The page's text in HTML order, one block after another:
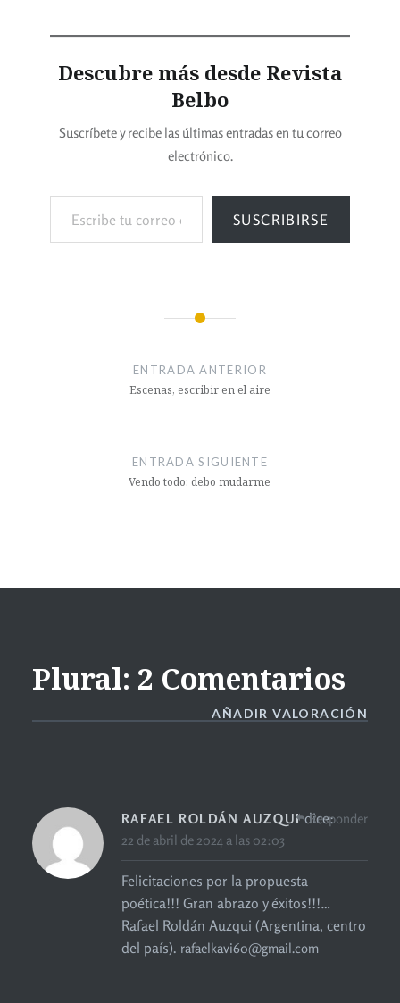
Descubre más desde Revista
Belbo
Suscríbete y recibe las últimas entradas en tu correo
electrónico.
SUSCRIBIRSE
ENTRADA ANTERIOR
Escenas, escribir en el aire
ENTRADA SIGUIENTE
Vendo todo: debo mudarme
Plural: 2 Comentarios
AÑADIR VALORACIÓN
RAFAEL ROLDÁN AUZQUI dice:
22 de abril de 2024 a las 02:03
Felicitaciones por la propuesta
poética!!! Gran abrazo y éxitos!!!…
Rafael Roldán Auzqui (Argentina, centro
del país). rafaelkavi60@gmail.com
Responder